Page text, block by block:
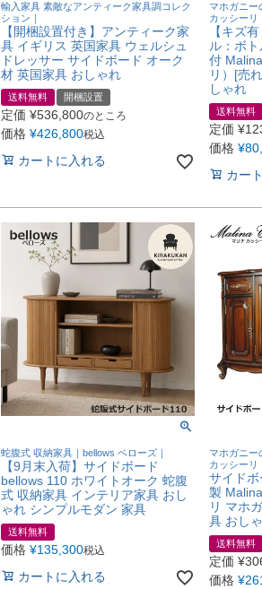
輸入家具 素敵なアンティーク家具調コレク
ション｜
【開梱設置付き】アンティーク家
具 イギリス 英国家具 ウェルシュ
ドレッサー サイドボード オーク
材 英国家具 おしゃれ
送料無料 開梱設置
定価 ¥536,800のところ
価格 ¥426,800税込
カートに入れる
マホガニー
カッシーリ
【キズ
ル：ボ
付
リ）[売
しゃれ
送料無料
定価 ¥
価格 ¥
カー
蛇腹式 収納家具｜bellows ベローズ｜
【9月末入荷】サイドボード
bellows 110 ホワイトオーク 蛇腹
式 収納家具 インテリア家具 おし
ゃれ シンプルモダン 家具
送料無料
価格 ¥135,300税込
カートに入れる
マホガニー
カッシーリ
サイド
製
リ マホ
具 おし
送料無料
定価 ¥
価格 ¥